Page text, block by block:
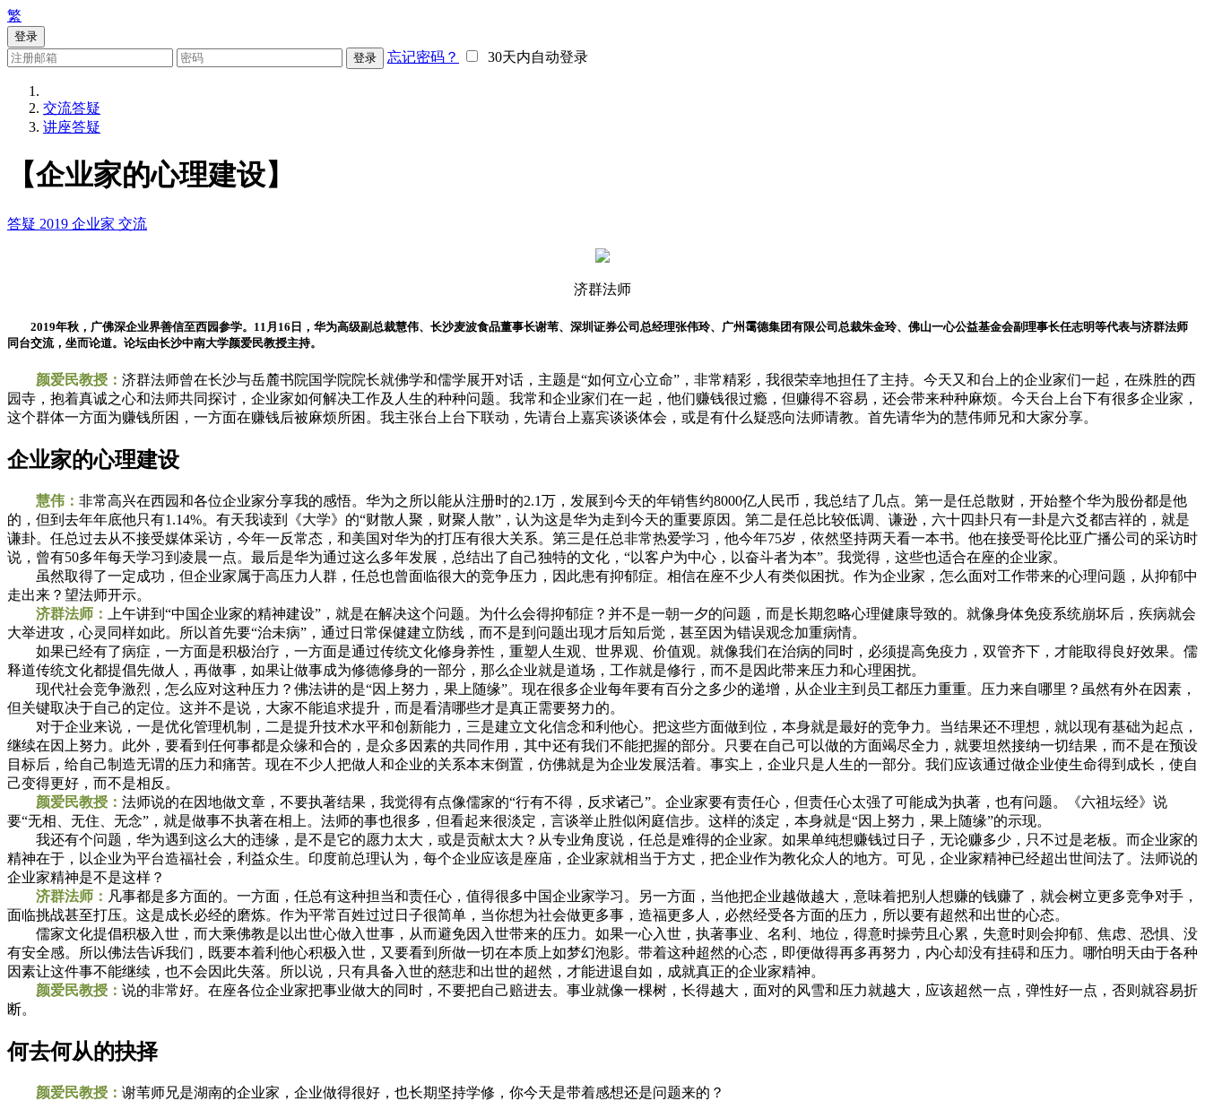
繁
登录
登录
忘记密码？ 30天内自动登录
交流答疑
讲座答疑
【企业家的心理建设】
答疑 2019 企业家 交流
济群法师
2019年秋，广佛深企业界善信至西园参学。11月16日，华为高级副总裁慧伟、长沙麦波食品董事长谢苇、深圳证券公司总经理张伟玲、广州霭德集团有限公司总裁朱金玲、佛山一心公益基金会副理事长任志明等代表与济群法师
同台交流，坐而论道。论坛由长沙中南大学颜爱民教授主持。
颜爱民教授： 济群法师曾在长沙与岳麓书院国学院院长就佛学和儒学展开对话，主题是“如何立心立命”，非常精彩，我很荣幸地担任了主持。今天又和台上的企业家们一起，在殊胜的西
园寺，抱着真诚之心和法师共同探讨，企业家如何解决工作及人生的种种问题。我常和企业家们在一起，他们赚钱很过瘾，但赚得不容易，还会带来种种麻烦。今天台上台下有很多企业家，
这个群体一方面为赚钱所困，一方面在赚钱后被麻烦所困。我主张台上台下联动，先请台上嘉宾谈谈体会，或是有什么疑惑向法师请教。首先请华为的慧伟师兄和大家分享。
企业家的心理建设
慧伟： 非常高兴在西园和各位企业家分享我的感悟。华为之所以能从注册时的2.1万，发展到今天的年销售约8000亿人民币，我总结了几点。第一是任总散财，开始整个华为股份都是他
的，但到去年年底他只有1.14%。有天我读到《大学》的“财散人聚，财聚人散”，认为这是华为走到今天的重要原因。第二是任总比较低调、谦逊，六十四卦只有一卦是六爻都吉祥的，就是
谦卦。任总过去从不接受媒体采访，今年一反常态，和美国对华为的打压有很大关系。第三是任总非常热爱学习，他今年75岁，依然坚持两天看一本书。他在接受哥伦比亚广播公司的采访时
说，曾有50多年每天学习到凌晨一点。最后是华为通过这么多年发展，总结出了自己独特的文化，“以客户为中心，以奋斗者为本”。我觉得，这些也适合在座的企业家。
虽然取得了一定成功，但企业家属于高压力人群，任总也曾面临很大的竞争压力，因此患有抑郁症。相信在座不少人有类似困扰。作为企业家，怎么面对工作带来的心理问题，从抑郁中
走出来？望法师开示。
济群法师：
上午讲到“中国企业家的精神建设”，就是在解决这个问题。为什么会得抑郁症？并不是一朝一夕的问题，而是长期忽略心理健康导致的。就像身体免疫系统崩坏后，疾病就会
大举进攻，心灵同样如此。所以首先要“治未病”，通过日常保健建立防线，而不是到问题出现才后知后觉，甚至因为错误观念加重病情。
如果已经有了病症，一方面是积极治疗，一方面是通过传统文化修身养性，重塑人生观、世界观、价值观。就像我们在治病的同时，必须提高免疫力，双管齐下，才能取得良好效果。儒
释道传统文化都提倡先做人，再做事，如果让做事成为修德修身的一部分，那么企业就是道场，工作就是修行，而不是因此带来压力和心理困扰。
现代社会竞争激烈，怎么应对这种压力？佛法讲的是“因上努力，果上随缘”。现在很多企业每年要有百分之多少的递增，从企业主到员工都压力重重。压力来自哪里？虽然有外在因素，
但关键取决于自己的定位。这并不是说，大家不能追求提升，而是看清哪些才是真正需要努力的。
对于企业来说，一是优化管理机制，二是提升技术水平和创新能力，三是建立文化信念和利他心。把这些方面做到位，本身就是最好的竞争力。当结果还不理想，就以现有基础为起点，
继续在因上努力。此外，要看到任何事都是众缘和合的，是众多因素的共同作用，其中还有我们不能把握的部分。只要在自己可以做的方面竭尽全力，就要坦然接纳一切结果，而不是在预设
目标后，给自己制造无谓的压力和痛苦。现在不少人把做人和企业的关系本末倒置，仿佛就是为企业发展活着。事实上，企业只是人生的一部分。我们应该通过做企业使生命得到成长，使自
己变得更好，而不是相反。
颜爱民教授： 法师说的在因地做文章，不要执著结果，我觉得有点像儒家的“行有不得，反求诸己”。企业家要有责任心，但责任心太强了可能成为执著，也有问题。《六祖坛经》说
要“无相、无住、无念”，就是做事不执著在相上。法师的事也很多，但看起来很淡定，言谈举止胜似闲庭信步。这样的淡定，本身就是“因上努力，果上随缘”的示现。
我还有个问题，华为遇到这么大的违缘，是不是它的愿力太大，或是贡献太大？从专业角度说，任总是难得的企业家。如果单纯想赚钱过日子，无论赚多少，只不过是老板。而企业家的
精神在于，以企业为平台造福社会，利益众生。印度前总理认为，每个企业应该是座庙，企业家就相当于方丈，把企业作为教化众人的地方。可见，企业家精神已经超出世间法了。法师说的
企业家精神是不是这样？
济群法师： 凡事都是多方面的。一方面，任总有这种担当和责任心，值得很多中国企业家学习。另一方面，当他把企业越做越大，意味着把别人想赚的钱赚了，就会树立更多竞争对手，
面临挑战甚至打压。这是成长必经的磨炼。作为平常百姓过过日子很简单，当你想为社会做更多事，造福更多人，必然经受各方面的压力，所以要有超然和出世的心态。
儒家文化提倡积极入世，而大乘佛教是以出世心做入世事，从而避免因入世带来的压力。如果一心入世，执著事业、名利、地位，得意时操劳且心累，失意时则会抑郁、焦虑、恐惧、没
有安全感。所以佛法告诉我们，既要本着利他心积极入世，又要看到所做一切在本质上如梦幻泡影。带着这种超然的心态，即便做得再多再努力，内心却没有挂碍和压力。哪怕明天由于各种
因素让这件事不能继续，也不会因此失落。所以说，只有具备入世的慈悲和出世的超然，才能进退自如，成就真正的企业家精神。
颜爱民教授： 说的非常好。在座各位企业家把事业做大的同时，不要把自己赔进去。事业就像一棵树，长得越大，面对的风雪和压力就越大，应该超然一点，弹性好一点，否则就容易折
断。
何去何从的抉择
颜爱民教授： 谢苇师兄是湖南的企业家，企业做得很好，也长期坚持学修，你今天是带着感想还是问题来的？